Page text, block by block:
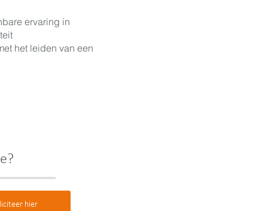
ervaring in
het leiden van een
hier